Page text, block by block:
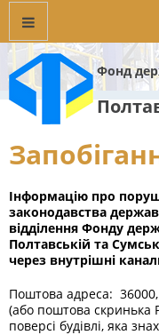
Фонд
Інформацію про
законодавства
відділення Фонду
Полтавській та
через внутрішні
Поштова адреса: 36000,
(або поштова скринька
поверсі будівлі, яка